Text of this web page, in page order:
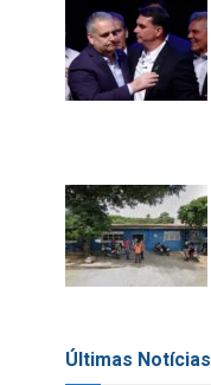
Últimas Notícias